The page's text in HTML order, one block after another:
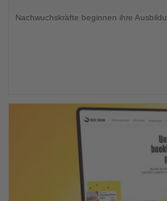
Nachwuchskräfte beginnen ihre